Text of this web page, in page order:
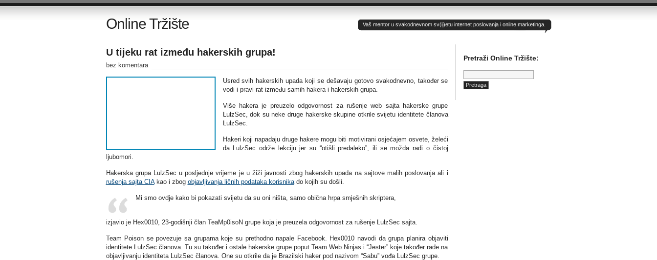
Online Tržište Vaš mentor u svakodnevnom sv(ij)etu internet poslovanja i online marketinga.
U tijeku rat između hakerskih grupa!
bez komentara
Usred svih hakerskih upada koji se dešavaju gotovo svakodnevno, također se
vodi i pravi rat između samih hakera i hakerskih grupa.
Više hakera je preuzelo odgovornost za rušenje web sajta hakerske grupe
LulzSec, dok su neke druge hakerske skupine otkrile svijetu identitete članova
LulzSec.
Hakeri koji napadaju druge hakere mogu biti motivirani osjećajem osvete, želeći
da LulzSec održe lekciju jer su “otišli predaleko”, ili se možda radi o čistoj
ljubomori.
Hakerska grupa LulzSec u posljednje vrijeme je u žiži javnosti zbog hakerskih upada na sajtove malih poslovanja ali i
rušenja sajta CIAkao i zbog objavljivanja ličnih podataka korisnikado kojih su došli.
Mi smo ovdje kako bi pokazati svijetu da su oni ništa, samo obična hrpa smješnih skriptera,
izjavio je Hex0010, 23-godišnji član TeaMp0isoN grupe koja je preuzela odgovornost za rušenje LulzSec sajta.
Team Poison se povezuje sa grupama koje su prethodno napale Facebook. Hex0010 navodi da grupa planira objaviti
identitete LulzSec članova. Tu su također i ostale hakerske grupe poput Team Web Ninjas i “Jester” koje također rade na
objavljivanju identiteta LulzSec članova. One su otkrile da je Brazilski haker pod nazivom “Sabu” vođa LulzSec grupe.
Pretraži Online Tržište:
Pretraga: